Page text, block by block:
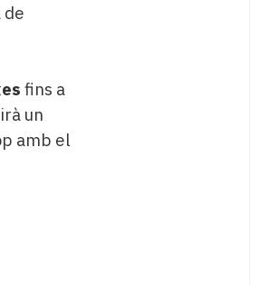
de
fins a
un
amb el